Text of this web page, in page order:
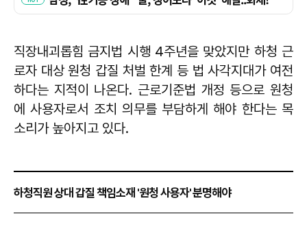
직장내괴롭힘 금지법 시행 4주년을 맞았지만 하청 근
로자 대상 원청 갑질 처벌 한계 등 법 사각지대가 여전
하다는 지적이 나온다. 근로기준법 개정 등으로 원청
에 사용자로서 조치 의무를 부담하게 해야 한다는 목
소리가 높아지고 있다.
하청직원 상대 갑질 책임소재 '원청 사용자' 분명해야